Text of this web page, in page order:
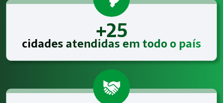
+25
cidades atendidas em todo o país